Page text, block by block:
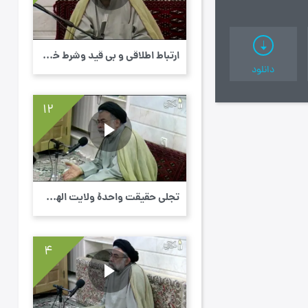
دانلود
ارتباط اطلاقی و بی قید وشرط خداوند و اولیا...
12
تجلّی حقیقت واحدۀ ولایت الهی در مظاهر مختل...
4